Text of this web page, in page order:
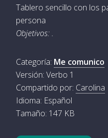
Tablero sencillo con los
persona
Objetivos: .
Categoría: Me comunico
Versión: Verbo 1
Compartido por: Carolina
Idioma: Español
Tamaño: 147 KB